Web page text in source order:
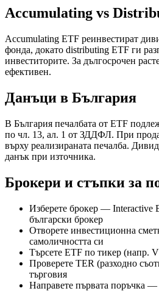
Accumulating vs
Accumulating ETF реинвестират
фонда, докато distributing ETF ги
инвеститорите. За дългосрочен
ефективен.
Данъци в България
В България печалбата от ETF
по чл. 13, ал. 1 от ЗДДФЛ. При
върху реализираната печалба.
данък при източника.
Брокери и стъпки за
Изберете брокер — Interactive
български брокер
Отворете инвестиционна
самоличността си
Търсете ETF по тикер (напр.
Проверете TER (разходно
търговия
Направете първата поръчка